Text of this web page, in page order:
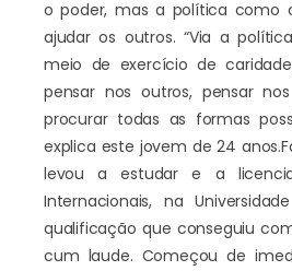
o poder, mas a política como
ajudar os outros. “Via a
meio de exercício de
pensar nos outros, pensar
procurar todas as formas
explica este jovem de 24 anos.
levou a estudar e a
Internacionais, na
qualificação que conseguiu
cum laude. Começou de